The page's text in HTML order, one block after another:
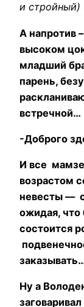
и стройный)
А напротив
высоком
младший
парень,
встречной…
-Доброго
И все
возрастом
невесты —
ожидая, что
состоится
Ну а